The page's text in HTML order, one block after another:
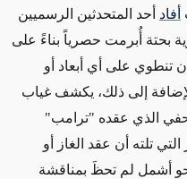
أفاد أحد المتحدثين الرسميين
بحتة أُبرمت حصرياً بناءً على
تنطوي على أي أبعاد أو
إلى ذلك، يكشف غياب
الذي عقده "ترامب"
تلته أن عقد الغاز أو
نحو أشمل لم تحظَ بمناقشة